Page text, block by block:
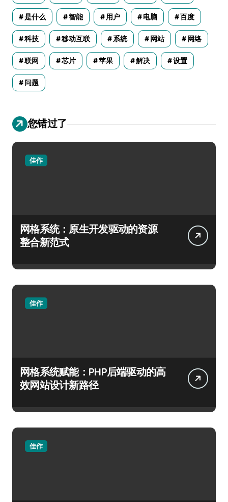
是什么 智能 用户 电脑 百度
科技 移动互联 系统 网站 网络
联网 芯片 苹果 解决 设置
问题
您错过了
佳作
网格系统：原生开发驱动的资源
整合新范式
佳作
网格系统赋能：PHP后端驱动的高
效网站设计新路径
佳作